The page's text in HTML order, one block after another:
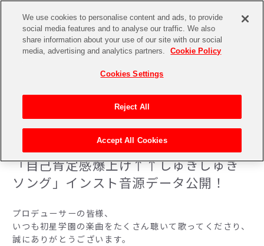
トップページ ニュース一覧 「自己肯定感爆上げ↑↑しゅきしゅきソング」インスト音源データ公開！
「自己肯定感爆上げ↑↑しゅきしゅき
ソング」インスト音源データ公開！
プロデューサーの皆様、
いつも初星学園の楽曲をたくさん聴いて歌ってくださり、
誠にありがとうございます。
We use cookies to personalise content and ads, to provide
social media features and to analyse our traffic. We also
share information about your use of our site with our social
media, advertising and analytics partners.
Cookie Policy
Cookies Settings
Reject All
Accept All Cookies